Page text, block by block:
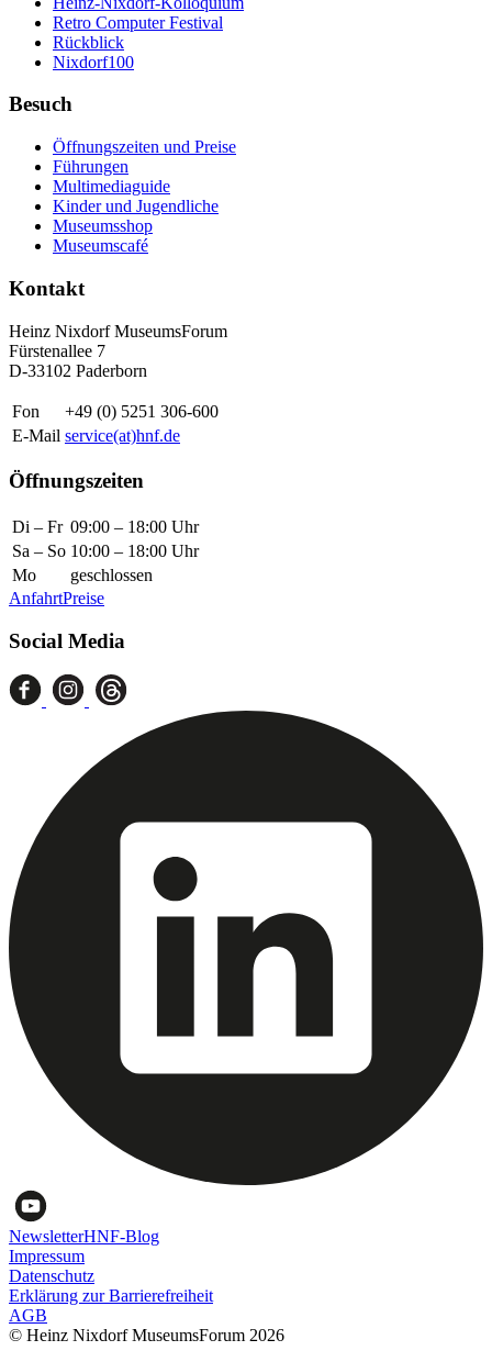
Retro Computer Festival
Rückblick
Nixdorf100
Besuch
Öffnungszeiten und Preise
Führungen
Multimediaguide
Kinder und Jugendliche
Museumsshop
Museumscafé
Kontakt
Heinz Nixdorf MuseumsForum
Fürstenallee 7
D-33102 Paderborn
Fon
+49 (0) 5251 306-600
E-Mail service(at)hnf.de
Öffnungszeiten
Di – Fr 09:00 – 18:00 Uhr
Sa – So 10:00 – 18:00 Uhr
Mo
geschlossen
AnfahrtPreise
Social Media
NewsletterHNF-Blog
Impressum
Datenschutz
Erklärung zur Barrierefreiheit
AGB
© Heinz Nixdorf MuseumsForum 2026